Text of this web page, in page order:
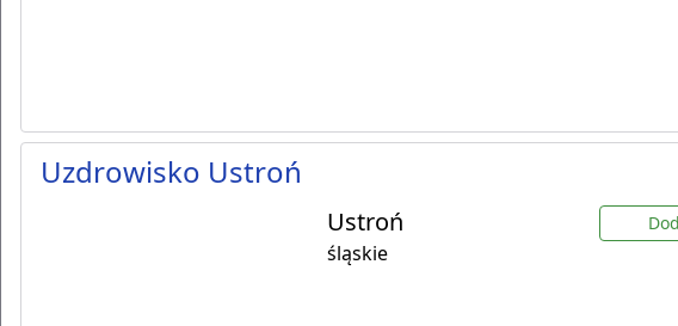
Uzdrowisko Ustroń
Ustroń
śląskie